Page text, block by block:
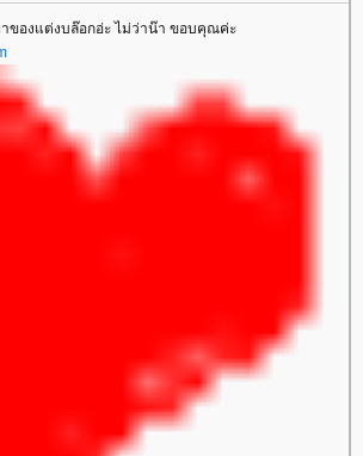
ของแต่งบล๊อกอ่ะ ไม่ว่าน๊า ขอบคุณค่ะ